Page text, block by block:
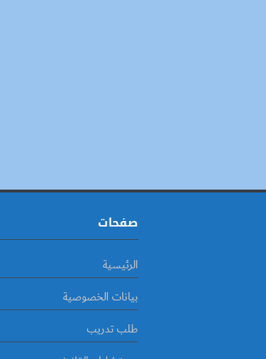
صفحات
الرئيسية
بيانات الخصوصية
طلب تدريب